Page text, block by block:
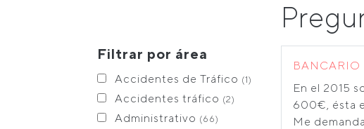
Filtrar por área
Accidentes de Tráfico (1)
Accidentes tráfico (2)
Administrativo (66)
BANCARIO
En el 2015
600€, ésta
Me